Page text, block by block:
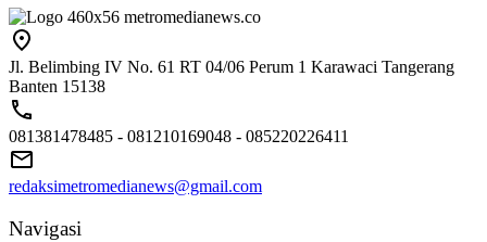
Jl. Belimbing IV No. 61 RT 04/06 Perum 1 Karawaci Tangerang
Banten 15138
081381478485 - 081210169048 - 085220226411
redaksimetromedianews@gmail.com
Navigasi